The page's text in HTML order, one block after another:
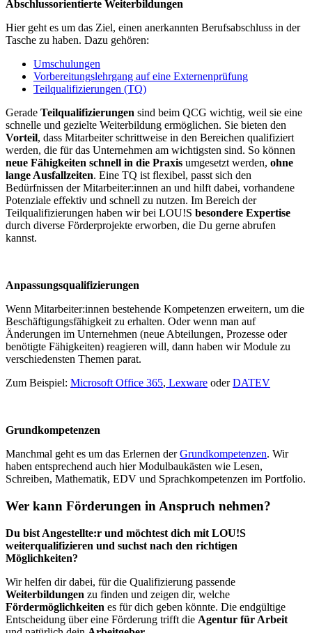
Abschlussorientierte Weiterbildungen
Hier geht es um das Ziel, einen anerkannten Berufsabschluss in der
Tasche zu haben. Dazu gehören:
Umschulungen
Vorbereitungslehrgang auf eine Externenprüfung
Teilqualifizierungen (TQ)
Gerade Teilqualifizierungen sind beim QCG wichtig, weil sie eine
schnelle und gezielte Weiterbildung ermöglichen. Sie bieten den
Vorteil, dass Mitarbeiter schrittweise in den Bereichen qualifiziert
werden, die für das Unternehmen am wichtigsten sind. So können
neue Fähigkeiten schnell in die Praxis umgesetzt werden, ohne
lange Ausfallzeiten. Eine TQ ist flexibel, passt sich den
Bedürfnissen der Mitarbeiter:innen an und hilft dabei, vorhandene
Potenziale effektiv und schnell zu nutzen. Im Bereich der
Teilqualifizierungen haben wir bei LOU!S besondere Expertise
durch diverse Förderprojekte erworben, die Du gerne abrufen
kannst.
Anpassungsqualifizierungen
Wenn Mitarbeiter:innen bestehende Kompetenzen erweitern, um die
Beschäftigungsfähigkeit zu erhalten. Oder wenn man auf
Änderungen im Unternehmen (neue Abteilungen, Prozesse oder
benötigte Fähigkeiten) reagieren will, dann haben wir Module zu
verschiedensten Themen parat.
Zum Beispiel: Microsoft Office 365, Lexware oderDATEV
Grundkompetenzen
Manchmal geht es um das Erlernen derGrundkompetenzen. Wir
haben entsprechend auch hier Modulbaukästen wie Lesen,
Schreiben, Mathematik, EDV und Sprachkompetenzen im Portfolio.
Wer kann Förderungen in Anspruch nehmen?
Du bist Angestellte:r und möchtest dich mit LOU!S
weiterqualifizieren und suchst nach den richtigen
Möglichkeiten?
Wir helfen dir dabei, für die Qualifizierung passende
Weiterbildungen zu finden und zeigen dir, welche
Fördermöglichkeiten es für dich geben könnte. Die endgültige
Entscheidung über eine Förderung trifft die Agentur für Arbeit